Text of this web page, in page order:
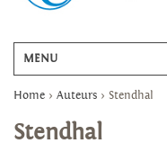
MENU
Home > Auteurs > Stendhal
Stendhal